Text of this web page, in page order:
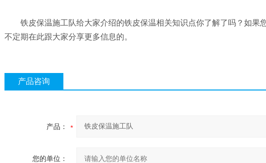
铁皮保温施工队给大家介绍的铁皮保温相关知识点你了解了吗？如果
不定期在此跟大家分享更多信息的。
产品咨询
产品：
您的单位：